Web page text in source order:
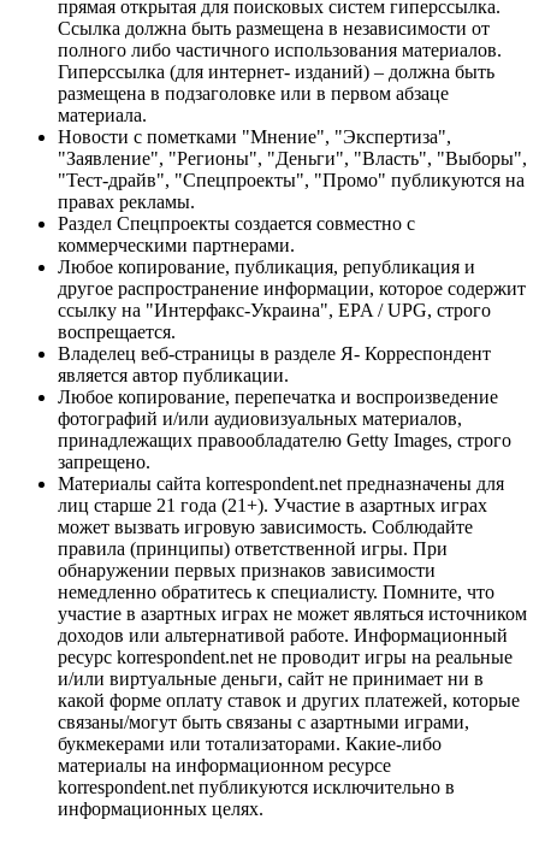
прямая открытая для поисковых систем гиперссылка.
Ссылка должна быть размещена в независимости от
полного либо частичного использования материалов.
Гиперссылка (для интернет- изданий) – должна быть
размещена в подзаголовке или в первом абзаце
материала.
Новости с пометками "Мнение", "Экспертиза",
"Заявление", "Регионы", "Деньги", "Власть", "Выборы",
"Тест-драйв", "Спецпроекты", "Промо" публикуются на
правах рекламы.
Раздел Спецпроекты создается совместно с
коммерческими партнерами.
Любое копирование, публикация, републикация и
другое распространение информации, которое содержит
ссылку на "Интерфакс-Украина", EPA / UPG, строго
воспрещается.
Владелец веб-страницы в разделе Я- Корреспондент
является автор публикации.
Любое копирование, перепечатка и воспроизведение
фотографий и/или аудиовизуальных материалов,
принадлежащих правообладателю Getty Images, строго
запрещено.
Материалы сайта korrespondent.net предназначены для
лиц старше 21 года (21+). Участие в азартных играх
может вызвать игровую зависимость. Соблюдайте
правила (принципы) ответственной игры. При
обнаружении первых признаков зависимости
немедленно обратитесь к специалисту. Помните, что
участие в азартных играх не может являться источником
доходов или альтернативой работе. Информационный
ресурс korrespondent.net не проводит игры на реальные
и/или виртуальные деньги, сайт не принимает ни в
какой форме оплату ставок и других платежей, которые
связаны/могут быть связаны с азартными играми,
букмекерами или тотализаторами. Какие-либо
материалы на информационном ресурсе
korrespondent.net публикуются исключительно в
информационных целях.